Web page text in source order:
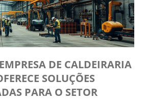
DE CALDEIRARIA
SOLUÇÕES
PARA O SETOR